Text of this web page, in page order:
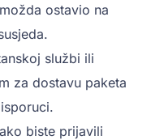
ostavio na
službi ili
za dostavu paketa
biste prijavili